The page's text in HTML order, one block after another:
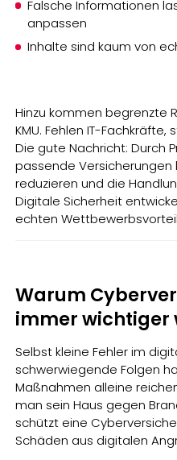
Falsche Informationen
anpassen
Inhalte sind kaum von
Hinzu kommen begrenzte
KMU. Fehlen IT-
Die gute Nachricht: Durch
passende Versicherungen
reduzieren und die
Digitale Sicherheit
echten
Warum
immer wichtiger
Selbst kleine Fehler im
schwerwiegende Folgen
Maßnahmen alleine
man sein Haus gegen
schützt eine
Schäden aus digitalen